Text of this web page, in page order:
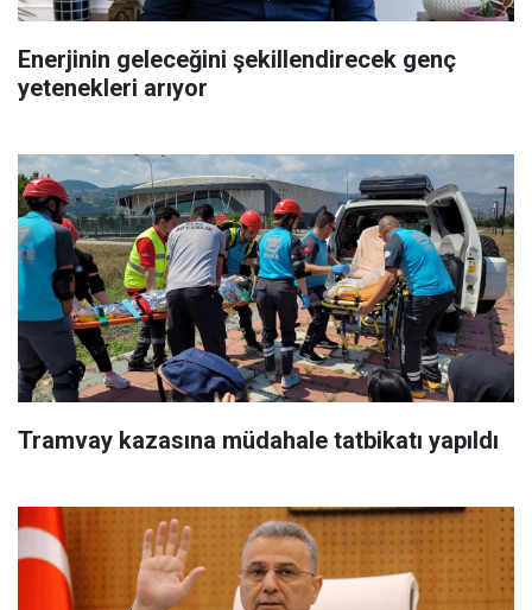
Enerjinin geleceğini şekillendirecek genç
yetenekleri arıyor
Tramvay kazasına müdahale tatbikatı yapıldı